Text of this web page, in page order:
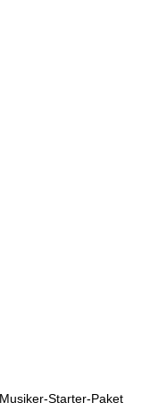
Musiker-Starter-Paket